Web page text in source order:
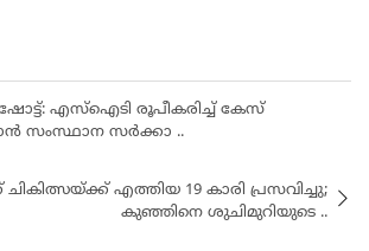
എസ്‌ഐടി രൂപീകരിച്ച് കേസ്
സംസ്ഥാന സർക്കാ ..
എത്തിയ 19 കാരി പ്രസവിച്ചു;
കുഞ്ഞിനെ ശുചിമുറിയുടെ ..